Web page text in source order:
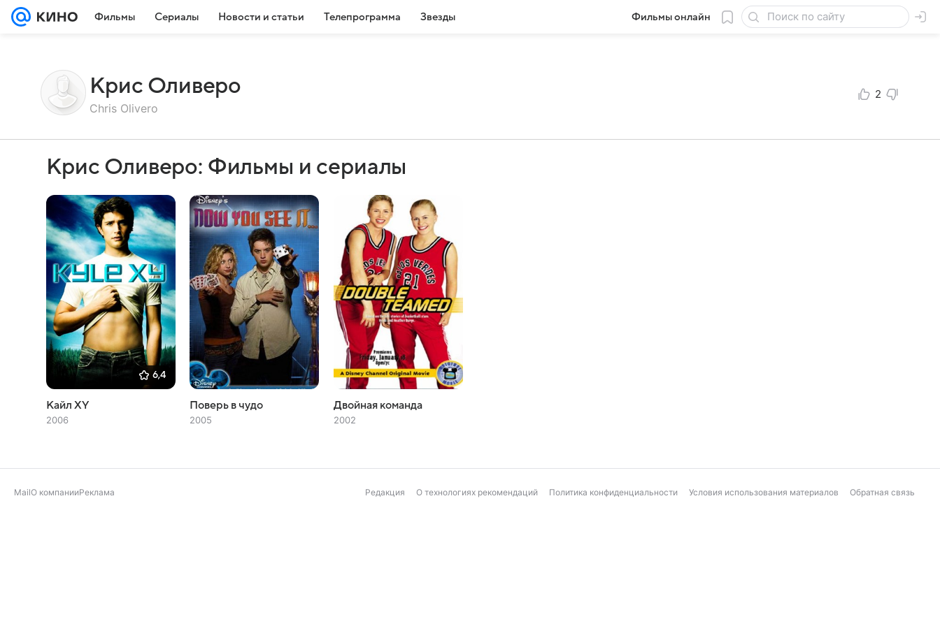
Фильмы Сериалы Новости и статьи Телепрограмма Звезды Фильмы онлайн
Крис Оливеро
Chris Olivero
2
Крис Оливеро: Фильмы и сериалы
6,4
Кайл XY
2006
Поверь в чудо
2005
Двойная команда
2002
MailО компанииРеклама Редакция О технологиях рекомендаций Политика конфиденциальности Условия использования материалов Обратная связь